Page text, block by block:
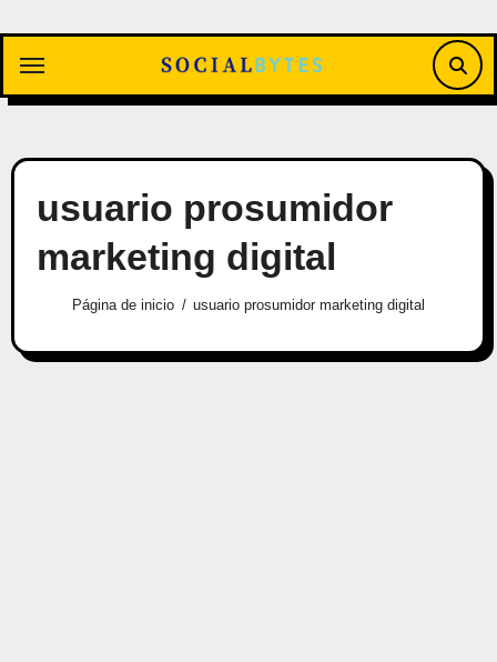
contenido
usuario prosumidor
marketing digital
Página de inicio usuario prosumidor marketing digital